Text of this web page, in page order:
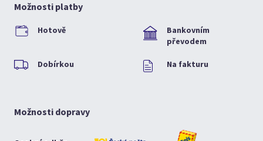
Možnosti platby
Hotově
Bankovním
převodem
Dobírkou Na fakturu
Možnosti dopravy